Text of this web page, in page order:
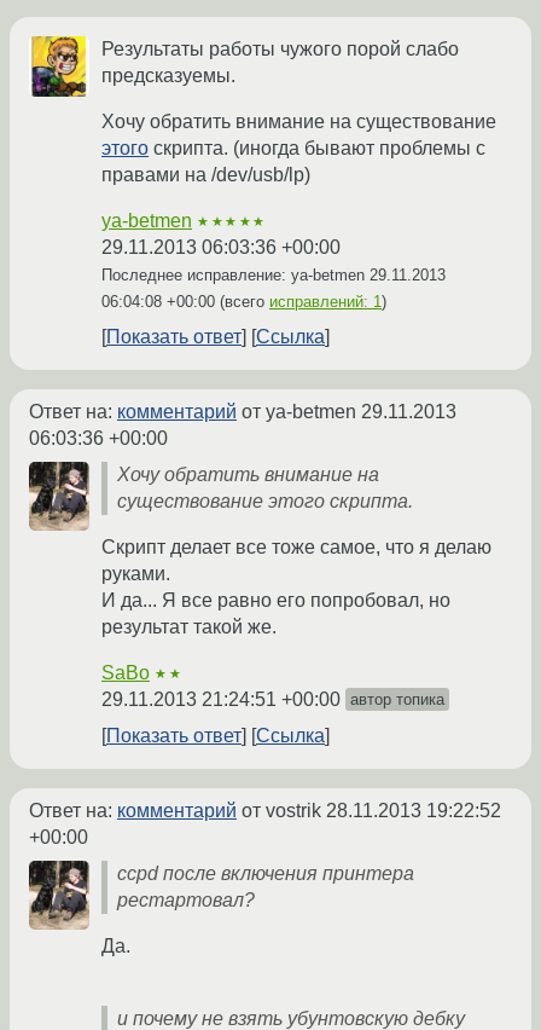
Результаты работы чужого порой слабо
предсказуемы.
Хочу обратить внимание на существование
этого скрипта. (иногда бывают проблемы с
правами на /dev/usb/lp)
ya-betmen ★★★★★
29.11.2013 06:03:36 +00:00
Последнее исправление: ya-betmen 29.11.2013
06:04:08 +00:00 (всего исправлений: 1)
Показать ответ Ссылка
Ответ на: комментарий от ya-betmen 29.11.2013
06:03:36 +00:00
Хочу обратить внимание на
существование этого скрипта.
Скрипт делает все тоже самое, что я делаю
руками.
И да... Я все равно его попробовал, но
результат такой же.
SaBo ★★
29.11.2013 21:24:51 +00:00 автор топика
Показать ответ Ссылка
Ответ на: комментарий от vostrik 28.11.2013 19:22:52
+00:00
ccpd после включения принтера
рестартовал?
Да.
и почему не взять убунтовскую дебку